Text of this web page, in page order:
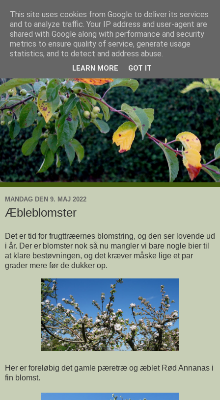
Ullas have
- en knoldesparkers betragtninger
MANDAG DEN 9. MAJ 2022
Æbleblomster
Det er tid for frugttræernes blomstring, og den ser lovende ud
i år. Der er blomster nok så nu mangler vi bare nogle bier til
at klare bestøvningen, og det kræver måske lige et par
grader mere før de dukker op.
Her er foreløbig det gamle pæretræ og æblet Rød Annanas i
fin blomst.
This site uses cookies from Google to deliver its services
and to analyze traffic. Your IP address and user-agent are
shared with Google along with performance and security
metrics to ensure quality of service, generate usage
statistics, and to detect and address abuse.
LEARN MORE GOT IT